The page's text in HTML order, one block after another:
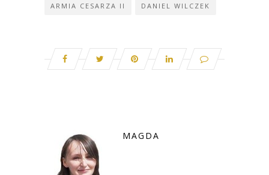
ARMIA CESARZA II DANIEL WILCZEK
MAGDA